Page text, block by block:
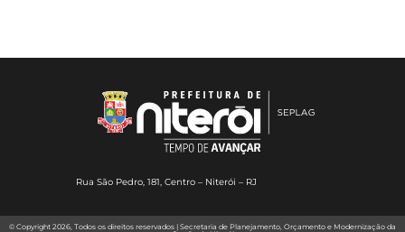
Rua São Pedro, 181, Centro – Niterói – RJ
© Copyright 2026, Todos os direitos reservados | Secretaria de Planejamento, Orçamento e Modernização da